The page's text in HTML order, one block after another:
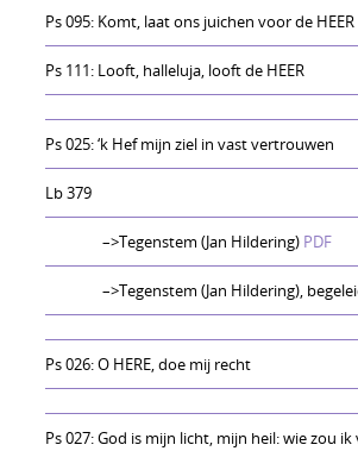
Ps 095: Komt, laat ons juichen voor de HEER
Ps 111: Looft, halleluja, looft de HEER
Ps 025: ‘k Hef mijn ziel in vast vertrouwen
Lb 379
–>Tegenstem (Jan Hildering) PDF
–>Tegenstem (Jan Hildering),
Ps 026: O HERE, doe mij recht
Ps 027: God is mijn licht, mijn heil: wie zou ik